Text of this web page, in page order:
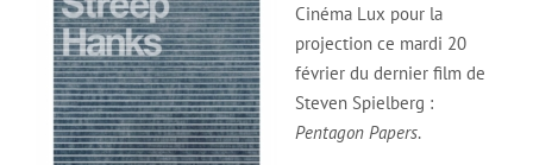
Cinéma Lux pour la
projection ce mardi 20
février du dernier film de
Steven Spielberg :
Pentagon Papers.